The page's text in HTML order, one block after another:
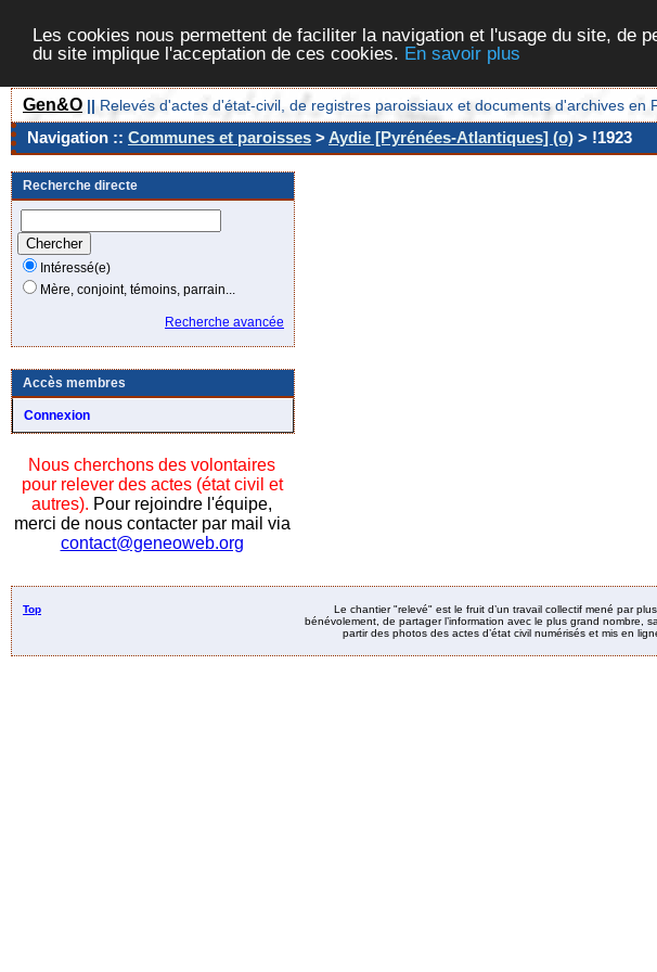
Les cookies nous permettent de faciliter la navigation et l'usage du site, de
du site implique l'acceptation de ces cookies. En savoir plus
Gen&O || Relevés d'actes d'état-civil, de registres paroissiaux et documents d'archives en
Navigation :: Communes et paroisses >Aydie [Pyrénées-Atlantiques] (o) > !1923
Recherche directe
Intéressé(e)
Mère, conjoint, témoins, parrain...
Recherche avancée
Accès membres
Connexion
Nous cherchons des volontaires
pour relever des actes (état civil et
autres). Pour rejoindre l'équipe,
merci de nous contacter par mail via
contact@geneoweb.org
Top
Le chantier "relevé" est le fruit d’un travail collectif mené par
bénévolement, de partager l’information avec le plus grand nombre,
partir des photos des actes d’état civil numérisés et mis en